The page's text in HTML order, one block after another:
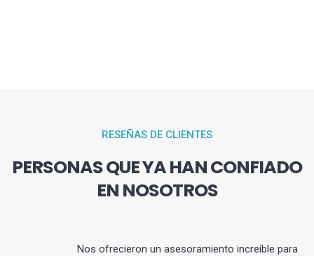
RESEÑAS DE CLIENTES
PERSONAS QUE YA HAN CONFIADO
EN NOSOTROS
Nos ofrecieron un asesoramiento increíble para